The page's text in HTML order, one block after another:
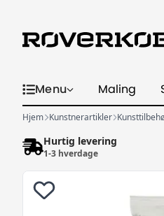
Menu Maling
Hjem Kunstnerartikler
Hurtig levering
1-3 hverdage